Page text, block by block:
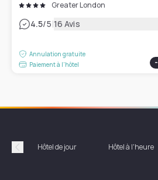
Greater London
4.5/5|16 Avis
Annulation gratuite
Paiement à l'hôtel
-
Précédent
Hôtel de jour Hôtel à l'heure